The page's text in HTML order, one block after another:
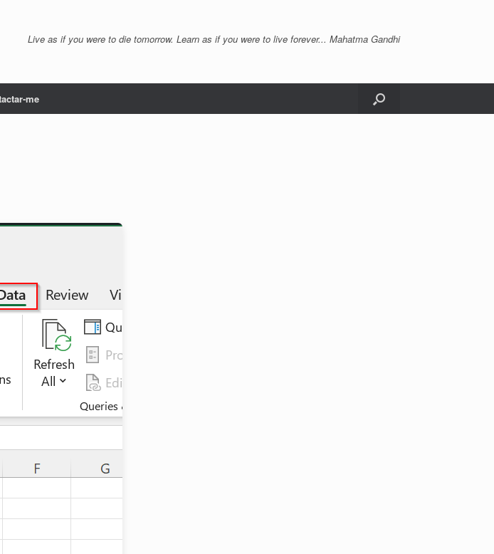
Live as if you were to die tomorrow. Learn as if you were to live forever... Mahatma Gandhi
me